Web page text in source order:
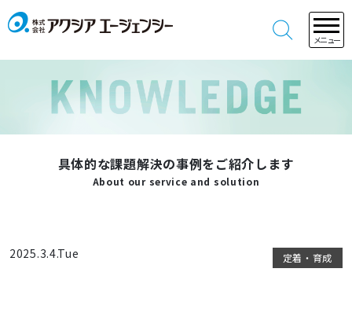
メニュー
具体的な課題解決の事例をご紹介します
About our service and solution
2025.3.4.Tue 定着・育成